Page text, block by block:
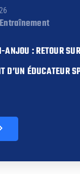
ANJOU : RETOUR
D’UN ÉDUCATEUR